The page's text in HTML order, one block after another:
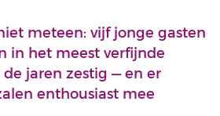
meteen: vijf jonge gasten
in het meest verfijnde
jaren zestig — en er
enthousiast mee